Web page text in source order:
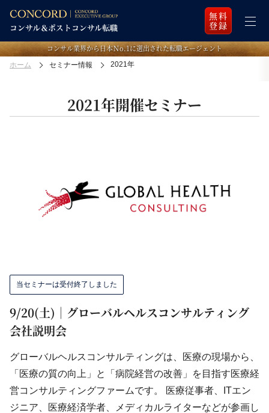
無料
登録
コンサル業界から日本Ｎo.1に選出された転職エージェント
ホーム セミナー情報 2021年
2021年開催セミナー
当セミナーは受付終了しました
9/20(土)｜グローバルヘルスコンサルティング
会社説明会
グローバルヘルスコンサルティングは、医療の現場から、
「医療の質の向上」と「病院経営の改善」を目指す医療経
営コンサルティングファームです。 医療従事者、ITエン
ジニア、医療経済学者、メディカルライターなどが参画し